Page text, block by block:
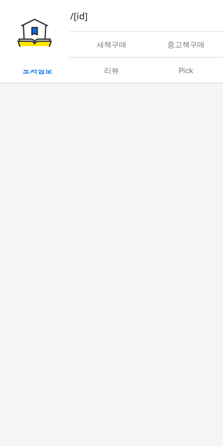
book/rent/[id]
대여 새책구매 중고책구매
도서정보 리뷰 Pick